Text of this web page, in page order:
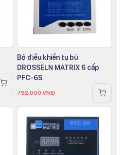
Bộ điều khiển tụ bù
DROSSELN MATRIX 6 cấp
PFC-6S
792.000 VNĐ